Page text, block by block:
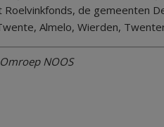
Roelvinkfonds, de gemeenten
Almelo, Wierden,
NOOS